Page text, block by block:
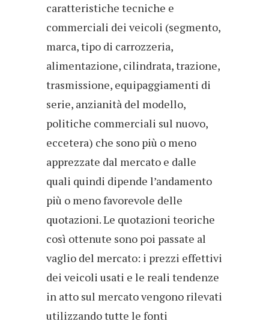
caratteristiche tecniche e
commerciali dei veicoli (segmento,
marca, tipo di carrozzeria,
alimentazione, cilindrata, trazione,
trasmissione, equipaggiamenti di
serie, anzianità del modello,
politiche commerciali sul nuovo,
eccetera) che sono più o meno
apprezzate dal mercato e dalle
quali quindi dipende l’andamento
più o meno favorevole delle
quotazioni. Le quotazioni teoriche
così ottenute sono poi passate al
vaglio del mercato: i prezzi effettivi
dei veicoli usati e le reali tendenze
in atto sul mercato vengono rilevati
utilizzando tutte le fonti